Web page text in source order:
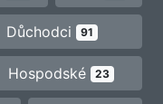
Důchodci 91
Hospodské 23